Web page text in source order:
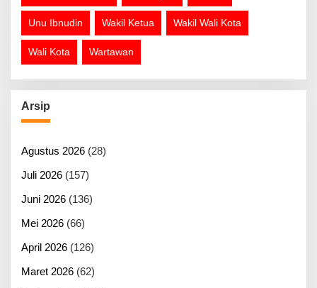
Unu Ibnudin Wakil Ketua Wakil Wali Kota
Wali Kota Wartawan
Arsip
Agustus 2026 (28)
Juli 2026 (157)
Juni 2026 (136)
Mei 2026 (66)
April 2026 (126)
Maret 2026 (62)